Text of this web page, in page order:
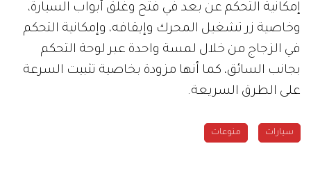
إمكانية التحكم عن بعد في فتح وغلق أبواب السيارة،
وخاصية زر تشغيل المحرك وإيقافه، وإمكانية التحكم
في الزجاج من خلال لمسة واحدة عبر لوحة التحكم
بجانب السائق، كما أنها مزودة بخاصية تثبيت السرعة
على الطرق السريعة.
سيارات منوعات